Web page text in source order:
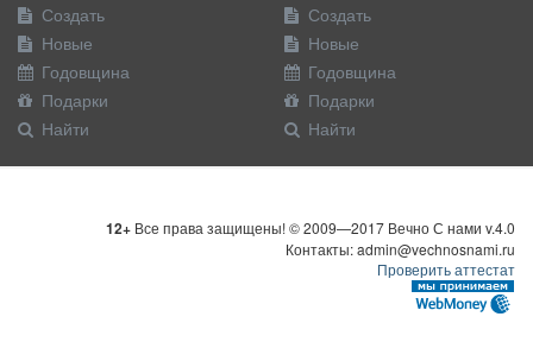
Создать
Новые
Годовщина
Подарки
Найти
Создать
Новые
Годовщина
Подарки
Найти
12+ Все права защищены! © 2009—2017 Вечно С нами v.4.0
Контакты: admin@vechnosnami.ru
Проверить аттестат